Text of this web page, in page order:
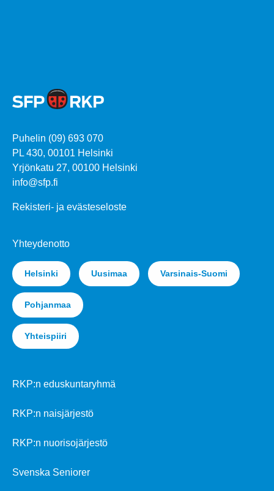
Puhelin (09) 693 070
PL 430, 00101 Helsinki
Yrjönkatu 27, 00100 Helsinki
info@sfp.fi
Rekisteri- ja evästeseloste
Yhteydenotto
Helsinki Uusimaa Varsinais-Suomi
Pohjanmaa
Yhteispiiri
RKP:n eduskuntaryhmä
RKP:n naisjärjestö
RKP:n nuorisojärjestö
Svenska Seniorer